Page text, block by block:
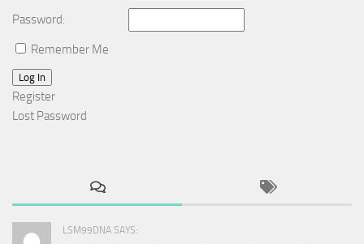
Password:
Remember Me
Log In
Register
Lost Password
LSM99DNA SAYS: